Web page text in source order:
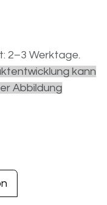
2–3 Werktage.
kann
Abbildung